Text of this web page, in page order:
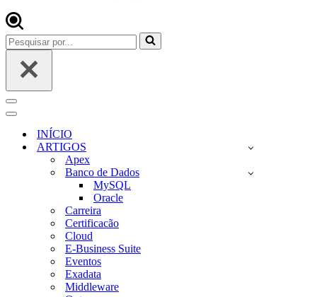
Pesquisar
por...
Menu
de
navegação
Menu
navegaçãoINÍCIO
ARTIGOS
Apex
Banco de Dados
MySQL
Oracle
Carreira
Certificacão
Cloud
E-Business Suite
Eventos
Exadata
Middleware